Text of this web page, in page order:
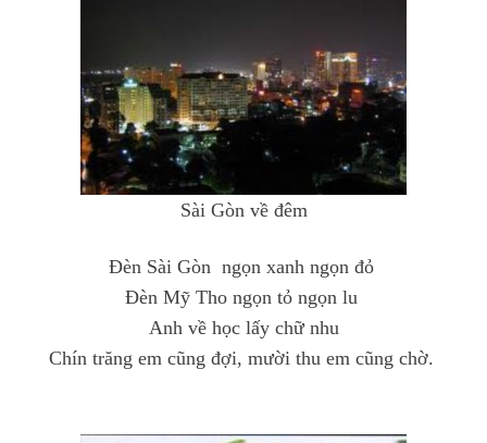
Sài Gòn về đêm
Đèn Sài Gòn ngọn xanh ngọn đỏ
Đèn Mỹ Tho ngọn tỏ ngọn lu
Anh về học lấy chữ nhu
Chín trăng em cũng đợi, mười thu em cũng chờ.